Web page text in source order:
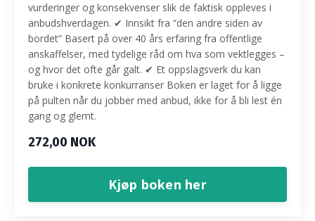
vurderinger og konsekvenser slik de faktisk oppleves i
anbudshverdagen. ✔ Innsikt fra “den andre siden av
bordet” Basert på over 40 års erfaring fra offentlige
anskaffelser, med tydelige råd om hva som vektlegges –
og hvor det ofte går galt. ✔ Et oppslagsverk du kan
bruke i konkrete konkurranser Boken er laget for å ligge
på pulten når du jobber med anbud, ikke for å bli lest én
gang og glemt.
272,00 NOK
Kjøp boken her